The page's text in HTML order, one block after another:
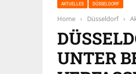
AKTUELLES DÜSSELDORF
Home › Düsseldorf ›
UNTER